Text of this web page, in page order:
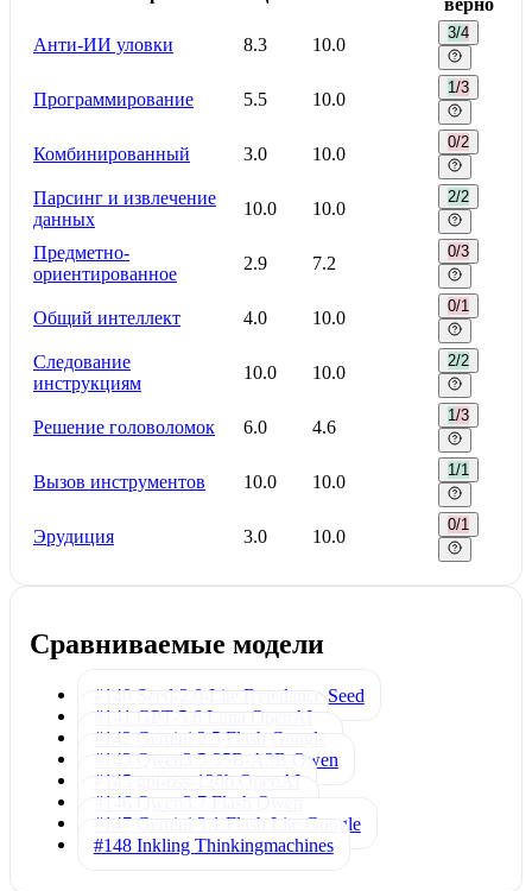
Анти-ИИ уловки
8.3 10.0
3/4
Программирование 5.5 10.0
1/3
Комбинированный 3.0 10.0
0/2
Парсинг и извлечение
данных
10.0 10.0
2/2
Предметно-
ориентированное
2.9 7.2
0/3
Общий интеллект 4.0 10.0
0/1
Следование
инструкциям
10.0 10.0
2/2
Решение головоломок 6.0 4.6
1/3
Вызов инструментов 10.0 10.0
1/1
Эрудиция 3.0 10.0
0/1
Сравниваемые модели
#140 Seed-2.0-Lite Bytedance Seed
#141 GPT-5.6 Luna
OpenAI
#142 Gemini 2.5 Flash
Google
#143 Qwen3.5-35B-A3B Qwen
#145 gpt-oss-120b
OpenAI
#146 Qwen3.7 Flash
Qwen
#147 Gemini 3.1 Flash Lite
Google
#148 Inkling Thinkingmachines